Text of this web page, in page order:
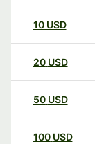
10 USD
20 USD
50 USD
100 USD